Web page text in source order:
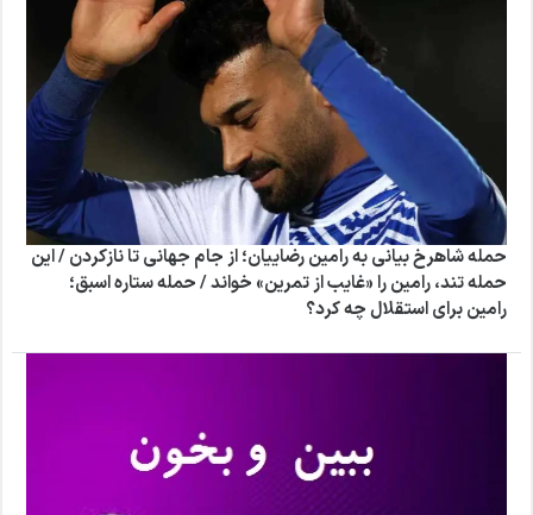
حمله شاهرخ بیانی به رامین رضاییان؛ از جام جهانی تا نازکردن / این
حمله تند، رامین را «غایب از تمرین» خواند / حمله ستاره اسبق؛
رامین برای استقلال چه کرد؟